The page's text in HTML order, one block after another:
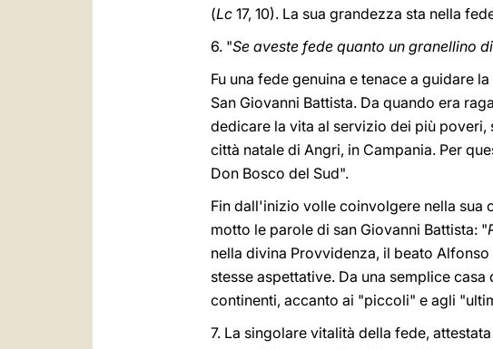
(Lc 17, 10). La sua grandezza sta nella
6. "Se aveste fede quanto un granellino
Fu una fede genuina e tenace a guidare
San Giovanni Battista. Da quando era
dedicare la vita al servizio dei più
città natale di Angri, in Campania. Per
Don Bosco del Sud".
Fin dall'inizio volle coinvolgere nella
motto le parole di san Giovanni Battista: "
nella divina Provvidenza, il beato
stesse aspettative. Da una semplice
continenti, accanto ai "piccoli" e agli
7. La singolare vitalità della fede,